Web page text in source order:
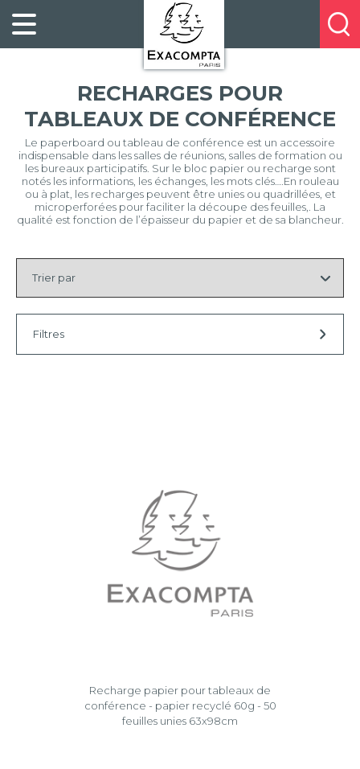
FILING
ORGANISATION
ACCESSORIES
PRESENTATION
BUSINESS
BOOKS
&
PADS
PERSONAL
HOSPITALITY
À
PROPOS
CATALOGUES
POINTS
DE
VENTE
Profitez
de
réduction
sur
la
nouvelle
gamme
exacompta
RECHARGES POUR
TABLEAUX DE CONFÉRENCE
Le paperboard ou tableau de conférence est un accessoire
indispensable dans les salles de réunions, salles de formation ou
les bureaux participatifs. Sur le bloc papier ou recharge sont
notés les informations, les échanges, les mots clés….En rouleau
ou à plat, les recharges peuvent être unies ou quadrillées, et
microperforées pour faciliter la découpe des feuilles,. La
qualité est fonction de l’épaisseur du papier et de sa blancheur.
Filtres
Recharge papier pour tableaux de
conférence - papier recyclé 60g - 50
feuilles unies 63x98cm
Panneau de gestion des cookies